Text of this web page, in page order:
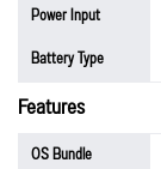
Power Input
Battery Type
Features
OS Bundle